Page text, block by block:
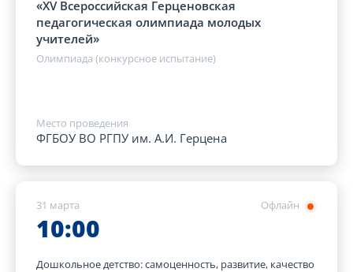
«XV Всероссийская Герценовская
педагогическая олимпиада молодых
учителей»
Олимпиада (конкурсное испытание)
Место проведения
ФГБОУ ВО РГПУ им. А.И. Герцена
Офлайн
31 марта
10:00
Дошкольное детство: самоценность, развитие, качество